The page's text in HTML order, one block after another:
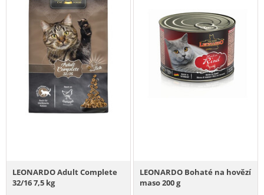
LEONARDO Adult Complete
32/16 7,5 kg
LEONARDO Bohaté na hovězí
maso 200 g